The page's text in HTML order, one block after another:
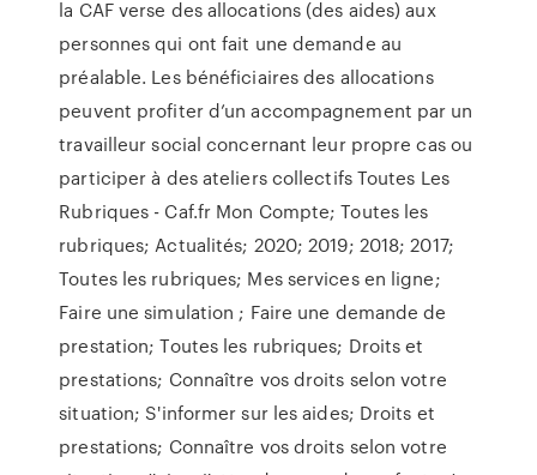
la CAF verse des allocations (des aides) aux
personnes qui ont fait une demande au
préalable. Les bénéficiaires des allocations
peuvent profiter d’un accompagnement par un
travailleur social concernant leur propre cas ou
participer à des ateliers collectifs Toutes Les
Rubriques - Caf.fr Mon Compte; Toutes les
rubriques; Actualités; 2020; 2019; 2018; 2017;
Toutes les rubriques; Mes services en ligne;
Faire une simulation ; Faire une demande de
prestation; Toutes les rubriques; Droits et
prestations; Connaître vos droits selon votre
situation; S'informer sur les aides; Droits et
prestations; Connaître vos droits selon votre